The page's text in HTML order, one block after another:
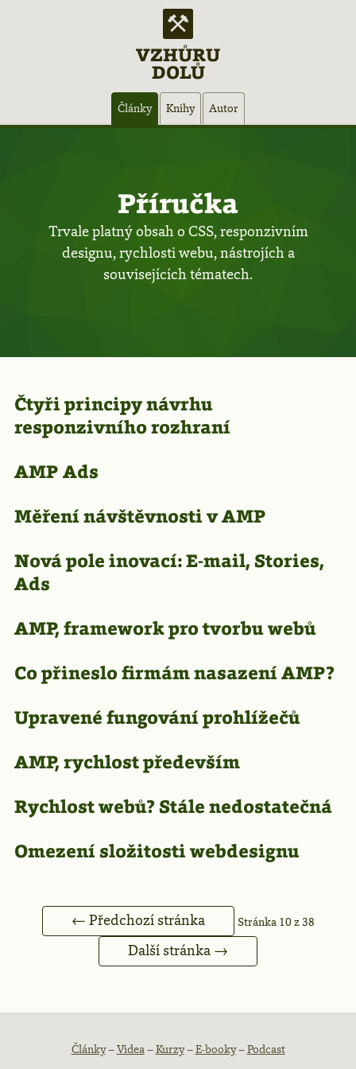
VZHŮRU
DOLŮ
Články Knihy Autor
Příručka
Trvale platný obsah o CSS, responzivním
designu, rychlosti webu, nástrojích a
souvisejících tématech.
Čtyři principy návrhu
responzivního rozhraní
AMP Ads
Měření návštěvnosti v AMP
Nová pole inovací: E-mail, Stories,
Ads
AMP, framework pro tvorbu webů
Co přineslo firmám nasazení AMP?
Upravené fungování prohlížečů
AMP, rychlost především
Rychlost webů? Stále nedostatečná
Omezení složitosti webdesignu
← Předchozí stránka Stránka 10 z 38
Další stránka →
Patička
Články–Videa–Kurzy–E-booky–Podcast